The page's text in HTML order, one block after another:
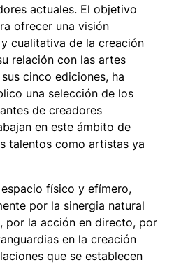
actuales. El objetivo
ofrecer una visión
cualitativa de la creación
relación con las artes
cinco ediciones, ha
una selección de los
de creadores
en este ámbito de
talentos como artistas ya
espacio físico y efímero,
por la sinergia natural
por la acción en directo, por
en la creación
que se establecen